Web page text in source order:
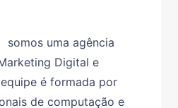
somos uma agência
Digital e
é formada por
de computação e